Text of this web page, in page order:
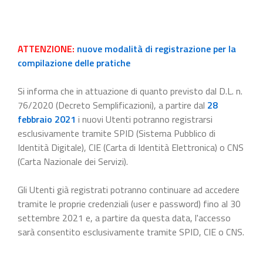
ATTENZIONE: nuove modalità di registrazione per la
compilazione delle pratiche
Si informa che in attuazione di quanto previsto dal D.L. n.
76/2020 (Decreto Semplificazioni), a partire dal 28
febbraio 2021 i nuovi Utenti potranno registrarsi
esclusivamente tramite SPID (Sistema Pubblico di
Identità Digitale), CIE (Carta di Identità Elettronica) o CNS
(Carta Nazionale dei Servizi).
Gli Utenti già registrati potranno continuare ad accedere
tramite le proprie credenziali (user e password) fino al 30
settembre 2021 e, a partire da questa data, l'accesso
sarà consentito esclusivamente tramite SPID, CIE o CNS.